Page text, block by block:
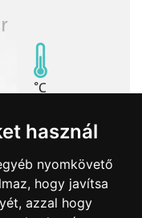
használ
nyomkövető
hogy javítsa
azzal hogy
°C